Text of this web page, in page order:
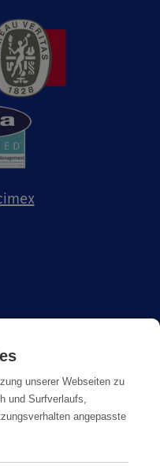
unserer Webseiten zu
und Surfverlaufs,
angepasste